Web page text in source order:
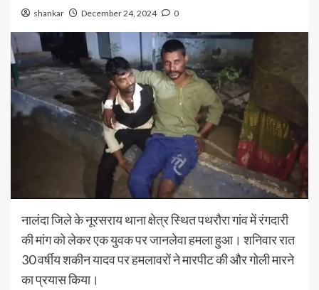
shankar December 24, 2024 0
नालंदा जिले के नूरसराय थाना क्षेत्र स्थित पथरौरा गांव में रंगदारी
की मांग को लेकर एक युवक पर जानलेवा हमला हुआ। शनिवार रात
30 वर्षीय शकीन यादव पर हमलावरों ने मारपीट की और गोली मारने
का प्रयास किया।